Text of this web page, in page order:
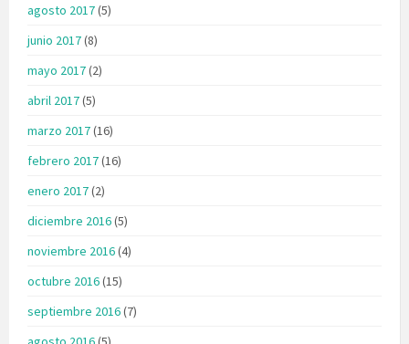
agosto 2017(5)
junio 2017(8)
mayo 2017(2)
abril 2017(5)
marzo 2017(16)
febrero 2017(16)
enero 2017(2)
diciembre 2016(5)
noviembre 2016(4)
octubre 2016(15)
septiembre 2016(7)